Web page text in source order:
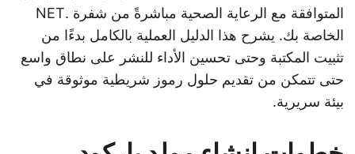
المتوافقة مع الرعاية الصحية مباشرةً من شفرة .NET
الخاصة بك. يشرح هذا الدليل العملية بالكامل بدءًا من
تثبيت المكتبة وحتى تحسين الأداء للنشر على نطاق واسع
حتى تتمكن من تقديم حلول رموز شريطية موثوقة في
بيئة سريرية.